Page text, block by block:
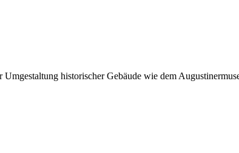
historischer Gebäude wie dem